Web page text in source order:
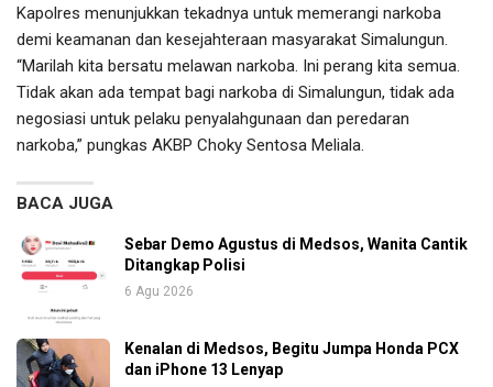
Kapolres menunjukkan tekadnya untuk memerangi narkoba
demi keamanan dan kesejahteraan masyarakat Simalungun.
“Marilah kita bersatu melawan narkoba. Ini perang kita semua.
Tidak akan ada tempat bagi narkoba di Simalungun, tidak ada
negosiasi untuk pelaku penyalahgunaan dan peredaran
narkoba,” pungkas AKBP Choky Sentosa Meliala.
BACA JUGA
Sebar Demo Agustus di Medsos, Wanita Cantik
Ditangkap Polisi
6 Agu 2026
Kenalan di Medsos, Begitu Jumpa Honda PCX
dan iPhone 13 Lenyap